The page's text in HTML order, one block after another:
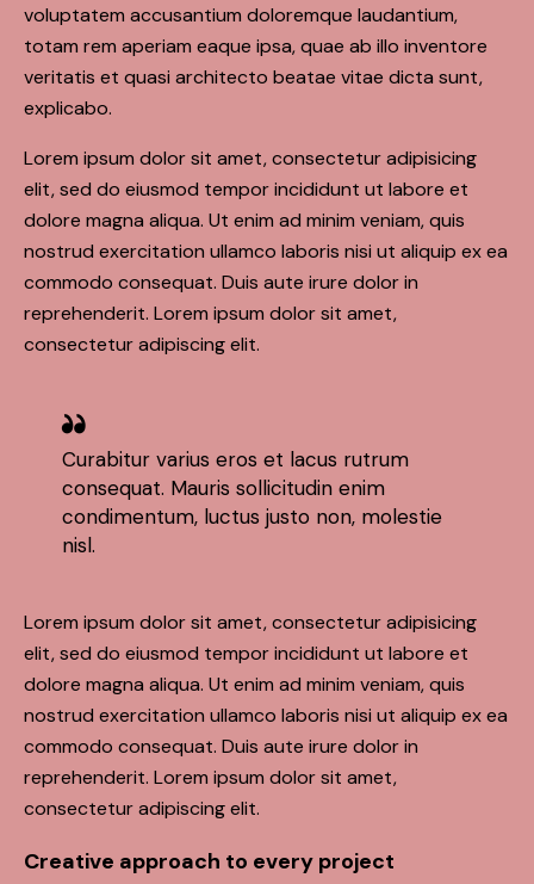
voluptatem accusantium doloremque laudantium,
totam rem aperiam eaque ipsa, quae ab illo inventore
veritatis et quasi architecto beatae vitae dicta sunt,
explicabo.
Lorem ipsum dolor sit amet, consectetur adipisicing
elit, sed do eiusmod tempor incididunt ut labore et
dolore magna aliqua. Ut enim ad minim veniam, quis
nostrud exercitation ullamco laboris nisi ut aliquip ex ea
commodo consequat. Duis aute irure dolor in
reprehenderit. Lorem ipsum dolor sit amet,
consectetur adipiscing elit.
Curabitur varius eros et lacus rutrum
consequat. Mauris sollicitudin enim
condimentum, luctus justo non, molestie
nisl.
Lorem ipsum dolor sit amet, consectetur adipisicing
elit, sed do eiusmod tempor incididunt ut labore et
dolore magna aliqua. Ut enim ad minim veniam, quis
nostrud exercitation ullamco laboris nisi ut aliquip ex ea
commodo consequat. Duis aute irure dolor in
reprehenderit. Lorem ipsum dolor sit amet,
consectetur adipiscing elit.
Creative approach to every project